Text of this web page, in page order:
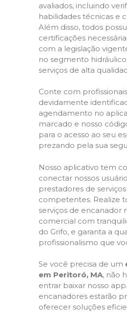
avaliados, incluindo
habilidades técnicas e
Além disso, todos
certificações
com a legislação
no segmento
serviços de alta
Conte com
devidamente
agendamento no
marcado e nosso
para o acesso ao seu
prezando pela sua
Nosso aplicativo tem
conectar nossos
prestadores de serviços
competentes. Realize
serviços de encanador
comercial com
do Grifo, e garanta a
profissionalismo que
Se você precisa de um
em Peritoró, MA, não
entrar baixar nosso
encanadores estarão
oferecer soluções